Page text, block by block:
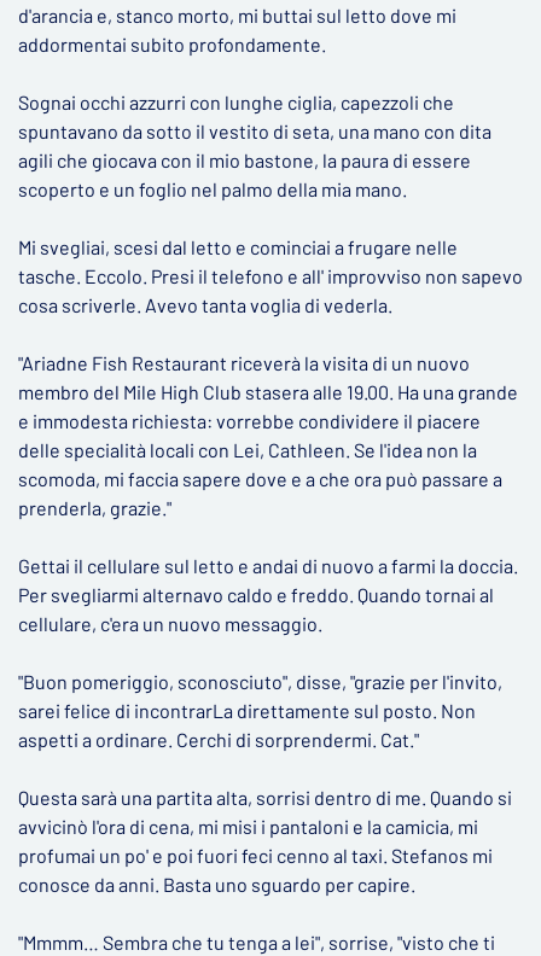
d'arancia e, stanco morto, mi buttai sul letto dove mi
addormentai subito profondamente.
Sognai occhi azzurri con lunghe ciglia, capezzoli che
spuntavano da sotto il vestito di seta, una mano con dita
agili che giocava con il mio bastone, la paura di essere
scoperto e un foglio nel palmo della mia mano.
Mi svegliai, scesi dal letto e cominciai a frugare nelle
tasche. Eccolo. Presi il telefono e all' improvviso non sapevo
cosa scriverle. Avevo tanta voglia di vederla.
"Ariadne Fish Restaurant riceverà la visita di un nuovo
membro del Mile High Club stasera alle 19.00. Ha una grande
e immodesta richiesta: vorrebbe condividere il piacere
delle specialità locali con Lei, Cathleen. Se l'idea non la
scomoda, mi faccia sapere dove e a che ora può passare a
prenderla, grazie."
Gettai il cellulare sul letto e andai di nuovo a farmi la doccia.
Per svegliarmi alternavo caldo e freddo. Quando tornai al
cellulare, c'era un nuovo messaggio.
"Buon pomeriggio, sconosciuto", disse, "grazie per l'invito,
sarei felice di incontrarLa direttamente sul posto. Non
aspetti a ordinare. Cerchi di sorprendermi. Cat."
Questa sarà una partita alta, sorrisi dentro di me. Quando si
avvicinò l'ora di cena, mi misi i pantaloni e la camicia, mi
profumai un po' e poi fuori feci cenno al taxi. Stefanos mi
conosce da anni. Basta uno sguardo per capire.
"Mmmm… Sembra che tu tenga a lei", sorrise, "visto che ti